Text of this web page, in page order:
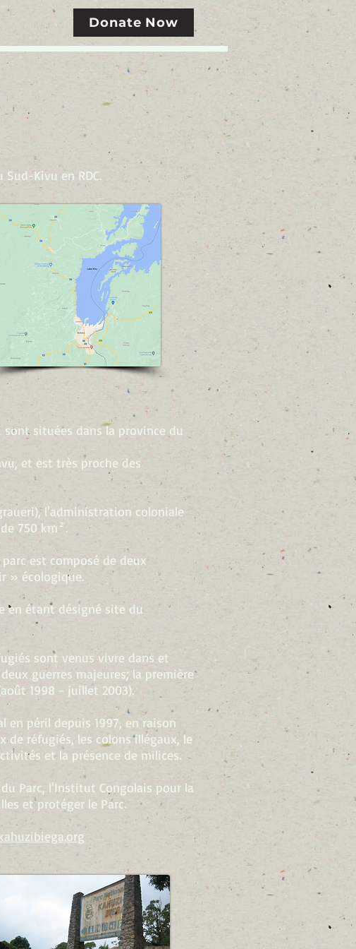
Donate Now
Kivu en RDC.
situées dans la province du
et est très proche des
l'administration coloniale
750 km².
est composé de deux
» écologique.
en étant désigné site du
sont venus vivre dans et
guerres majeures; la première
1998 - juillet 2003).
péril depuis 1997, en raison
de réfugiés, les colons illégaux, le
et la présence de milices.
Parc, l'Institut Congolais pour la
et protéger le Parc.